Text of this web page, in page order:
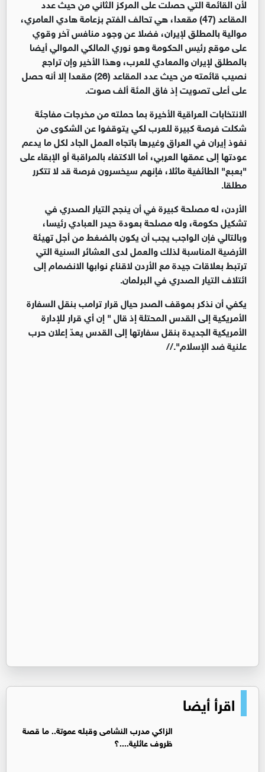
لأن القائمة التي حصلت على المركز الثاني من حيث عدد
المقاعد (47) مقعدا، هي تحالف الفتح بزعامة هادي العامري،
موالية بالمطلق لإيران، فضلا عن وجود منافس آخر وقوي
على موقع رئيس الحكومة وهو نوري المالكي الموالي أيضا
بالمطلق لإيران والمعادي للعرب، وهذا الأخير وإن تراجع
نصيب قائمته من حيث عدد المقاعد (26) مقعدا إلا أنه حصل
على أعلى تصويت إذ فاق المئة ألف صوت.
الانتخابات العراقية الأخيرة بما حملته من مخرجات مفاجئة
شكلت فرصة كبيرة للعرب لكي يتوقفوا عن الشكوى من
نفوذ إيران في العراق وغيرها باتجاه العمل الجاد لكل ما يدعم
عودتها إلى عمقها العربي، أما الاكتفاء بالمراقبة أو الإبقاء على
"بعبع" الطائفية ماثلا، فإنهم سيخسرون فرصة قد لا تتكرر
مطلقا.
الأردن، له مصلحة كبيرة في أن ينجح التيار الصدري في
تشكيل حكومة، وله مصلحة بعودة حيدر العبادي رئيسا،
وبالتالي فإن الواجب يجب أن يكون بالضغط من أجل تهيئة
الأرضية المناسبة لذلك والعمل لدى العشائر السنية التي
ترتبط بعلاقات جيدة مع الأردن لاقناع نوابها الانضمام إلى
ائتلاف التيار الصدري في البرلمان.
يكفي أن نذكر بموقف الصدر حيال قرار ترامب بنقل السفارة
الأمريكية إلى القدس المحتلة إذ قال " إن أي قرار للإدارة
الأمريكية الجديدة بنقل سفارتها إلى القدس يعدّ إعلان حرب
علنية ضد الإسلام".//
اقرأ أيضا
الزاكي مدرب النشامى وقبله عموتة.. ما قصة
ظروف عائلية....؟